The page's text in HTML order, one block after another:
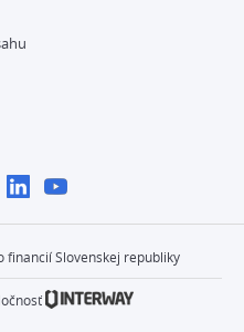
financií Slovenskej republiky